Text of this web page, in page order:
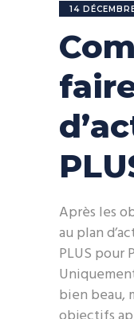
14
Après les
au plan
PLUS pour
bien beau,